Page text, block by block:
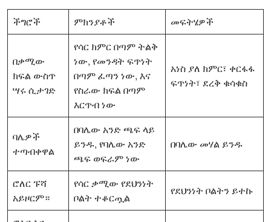
ችግሮች ምክንያቶች መፍትሄዎች
በቃሚው
ክፍል ውስጥ
ሣሩ ሲታገድ
የሳር ክምር በጣም ትልቅ
ነው, የመንዳት ፍጥነት
በጣም ፈጣን ነው, እና
የስራው ክፍል በጣም
እርጥብ ነው
አነስ ያለ ክምር፣ ቀርፋፋ
ፍጥነት፣ ደረቅ ቁሳቁስ
ባሌዎች
ተጣብቀዋል
በባሌው አንድ ጫፍ ላይ
ይንዱ, የባሌው አንድ
ጫፍ ወፍራም ነው
በባሌው መሃል ይንዱ
ሮለር ፑሻ
አይዞርም።
የሳር ቃሚው የደህንነት
ቦልት ተቆርጧል
የደህንነት ቦልትን ይተኩ